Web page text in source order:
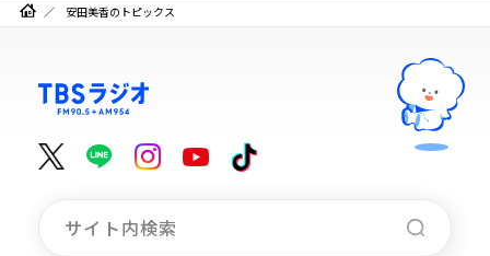
今日の番組表
週間番組表
トピックス
TBS Podcast
イベント・グッズ
安田美香のトピックス